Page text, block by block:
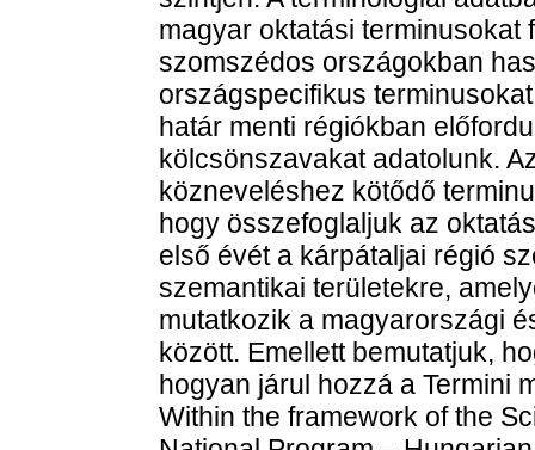
magyar oktatási
szomszédos országokban
országspecifikus
határ menti régiókban
kölcsönszavakat adatolunk.
közneveléshez kötődő
hogy összefoglaljuk az
első évét a kárpátaljai régió
szemantikai területekre,
mutatkozik a magyarországi
között. Emellett bemutatjuk,
hogyan járul hozzá a Termini
Within the framework of the